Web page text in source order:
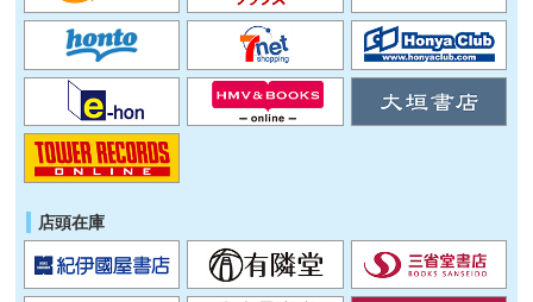
店頭在庫